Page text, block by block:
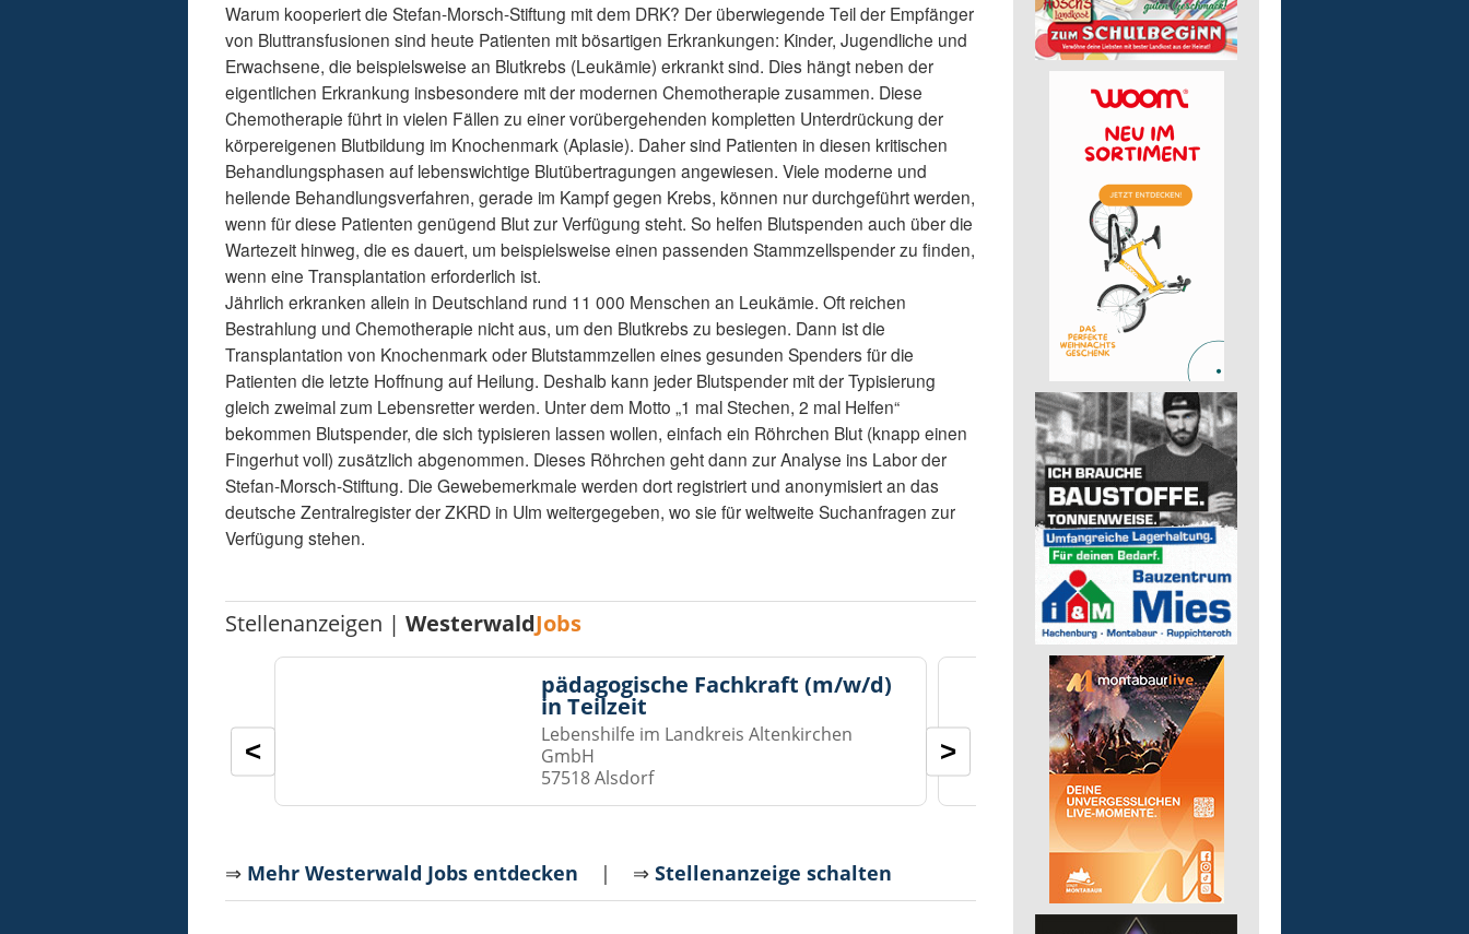
Warum kooperiert die Stefan-Morsch-Stiftung mit dem DRK? Der überwiegende Teil der Empfänger
von Bluttransfusionen sind heute Patienten mit bösartigen Erkrankungen: Kinder, Jugendliche und
Erwachsene, die beispielsweise an Blutkrebs (Leukämie) erkrankt sind. Dies hängt neben der
eigentlichen Erkrankung insbesondere mit der modernen Chemotherapie zusammen. Diese
Chemotherapie führt in vielen Fällen zu einer vorübergehenden kompletten Unterdrückung der
körpereigenen Blutbildung im Knochenmark (Aplasie). Daher sind Patienten in diesen kritischen
Behandlungsphasen auf lebenswichtige Blutübertragungen angewiesen. Viele moderne und
heilende Behandlungsverfahren, gerade im Kampf gegen Krebs, können nur durchgeführt werden,
wenn für diese Patienten genügend Blut zur Verfügung steht. So helfen Blutspenden auch über die
Wartezeit hinweg, die es dauert, um beispielsweise einen passenden Stammzellspender zu finden,
wenn eine Transplantation erforderlich ist.
Jährlich erkranken allein in Deutschland rund 11 000 Menschen an Leukämie. Oft reichen
Bestrahlung und Chemotherapie nicht aus, um den Blutkrebs zu besiegen. Dann ist die
Transplantation von Knochenmark oder Blutstammzellen eines gesunden Spenders für die
Patienten die letzte Hoffnung auf Heilung. Deshalb kann jeder Blutspender mit der Typisierung
gleich zweimal zum Lebensretter werden. Unter dem Motto „1 mal Stechen, 2 mal Helfen“
bekommen Blutspender, die sich typisieren lassen wollen, einfach ein Röhrchen Blut (knapp einen
Fingerhut voll) zusätzlich abgenommen. Dieses Röhrchen geht dann zur Analyse ins Labor der
Stefan-Morsch-Stiftung. Die Gewebemerkmale werden dort registriert und anonymisiert an das
deutsche Zentralregister der ZKRD in Ulm weitergegeben, wo sie für weltweite Suchanfragen zur
Verfügung stehen.
Stellenanzeigen |WesterwaldJobs
pädagogische Fachkraft (m/w/d)
in Teilzeit
Lebenshilfe im Landkreis Altenkirchen
GmbH
57518 Alsdorf
Pädagogische
für die Wohnstätte
< >
⇒ Mehr Westerwald Jobs entdecken | ⇒Stellenanzeige schalten